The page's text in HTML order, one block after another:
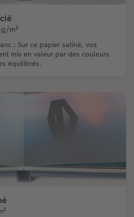
g/m²
: Sur ce papier satiné, vos
mis en valeur par des couleurs
équilibrés.